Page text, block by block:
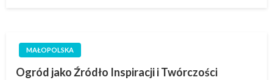
MAŁOPOLSKA
Ogród jako Źródło Inspiracji i Twórczości